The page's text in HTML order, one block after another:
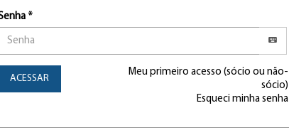
*
ACESSAR
Meu primeiro acesso (sócio ou não-
sócio)
Esqueci minha senha